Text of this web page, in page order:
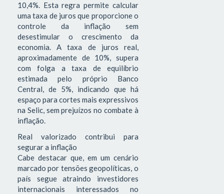
10,4%. Esta regra permite calcular
uma taxa de juros que proporcione o
controle da inflação sem
desestimular o crescimento da
economia. A taxa de juros real,
aproximadamente de 10%, supera
com folga a taxa de equilíbrio
estimada pelo próprio Banco
Central, de 5%, indicando que há
espaço para cortes mais expressivos
na Selic, sem prejuízos no combate à
inflação.
Real valorizado contribui para
segurar a inflação
Cabe destacar que, em um cenário
marcado por tensões geopolíticas, o
país segue atraindo investidores
internacionais interessados no